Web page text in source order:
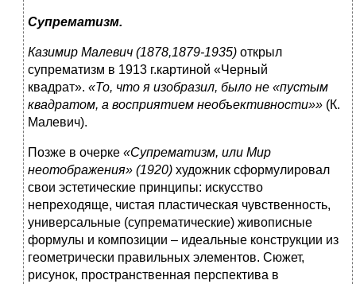
Супрематизм.
Казимир Малевич (1878,1879-1935) открыл
супрематизм в 1913 г.картиной «Черный
квадрат». «То, что я изобразил, было не «пустым
квадратом, а восприятием необъективности»» (К.
Малевич).
Позже в очерке «Супрематизм, или Мир
неотображения» (1920) художник сформулировал
свои эстетические принципы: искусство
непреходяще, чистая пластическая чувственность,
универсальные (супрематические) живописные
формулы и композиции – идеальные конструкции из
геометрически правильных элементов. Сюжет,
рисунок, пространственная перспектива в